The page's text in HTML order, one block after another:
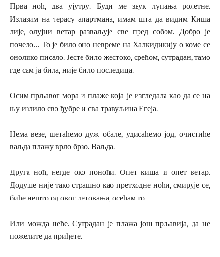
Прва ноћ, два ујутру. Буди ме звук лупања ролетне.
Излазим на терасу апартмана, имам шта да видим Киша
лије, олујни ветар разваљује све пред собом. Добро је
почело… То је било оно невреме на Халкидикију о коме се
онолико писало. Јесте било жестоко, срећом, сутрадан, тамо
где сам ја била, није било последица.
Осим прљавог мора и плаже која је изгледала као да се на
њу излило сво ђубре и сва травуљина Егеја.
Нема везе, шетаћемо дуж обале, удисаћемо јод, очистиће
ваљда плажу врло брзо. Ваљда.
Друга ноћ, негде око поноћи. Опет киша и опет ветар.
Додуше није тако страшно као претходне ноћи, смирује се,
биће нешто од овог летовања, осећам то.
Или можда неће. Сутрадан је плажа још прљавија, да не
пожелите да приђете.